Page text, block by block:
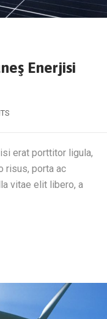
Enerjisi
erat porttitor ligula,
risus, porta ac
vitae elit libero, a